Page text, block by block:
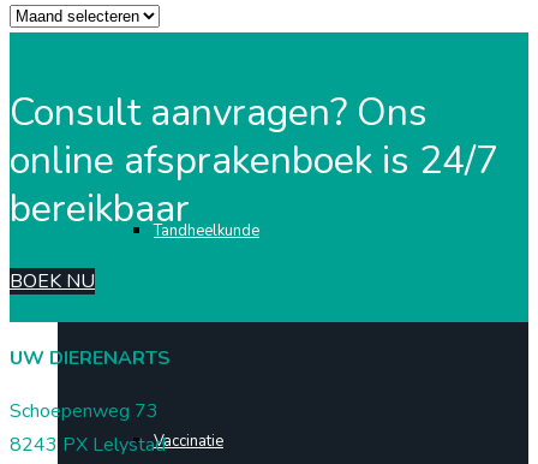
Reiskaart
Tandheelkunde
Vaccinatie
Archief
Consult aanvragen? Ons
online afsprakenboek is 24/7
bereikbaar
BOEK NU
UW DIERENARTS
Schoepenweg 73
8243 PX Lelystad